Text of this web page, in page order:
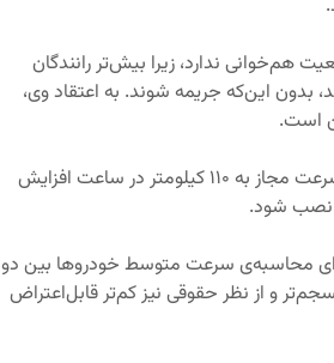
در ساعت با واقعیت هم‌خوانی ندارد، زیرا بیش‌تر رانندگان
می‌کنند، بدون این‌که جریمه شوند. به اعتقاد وی،
است.
فرلان پیشنهاد کرد در بخش‌های مشخصی از بزرگراه‌ها، سرعت مجاز به ۱۱۰ کیلومتر در ساعت افزایش
نصب شود.
محاسبه‌ی سرعت متوسط خودروها بین دو
و از نظر حقوقی نیز کم‌تر قابل‌اعتراض